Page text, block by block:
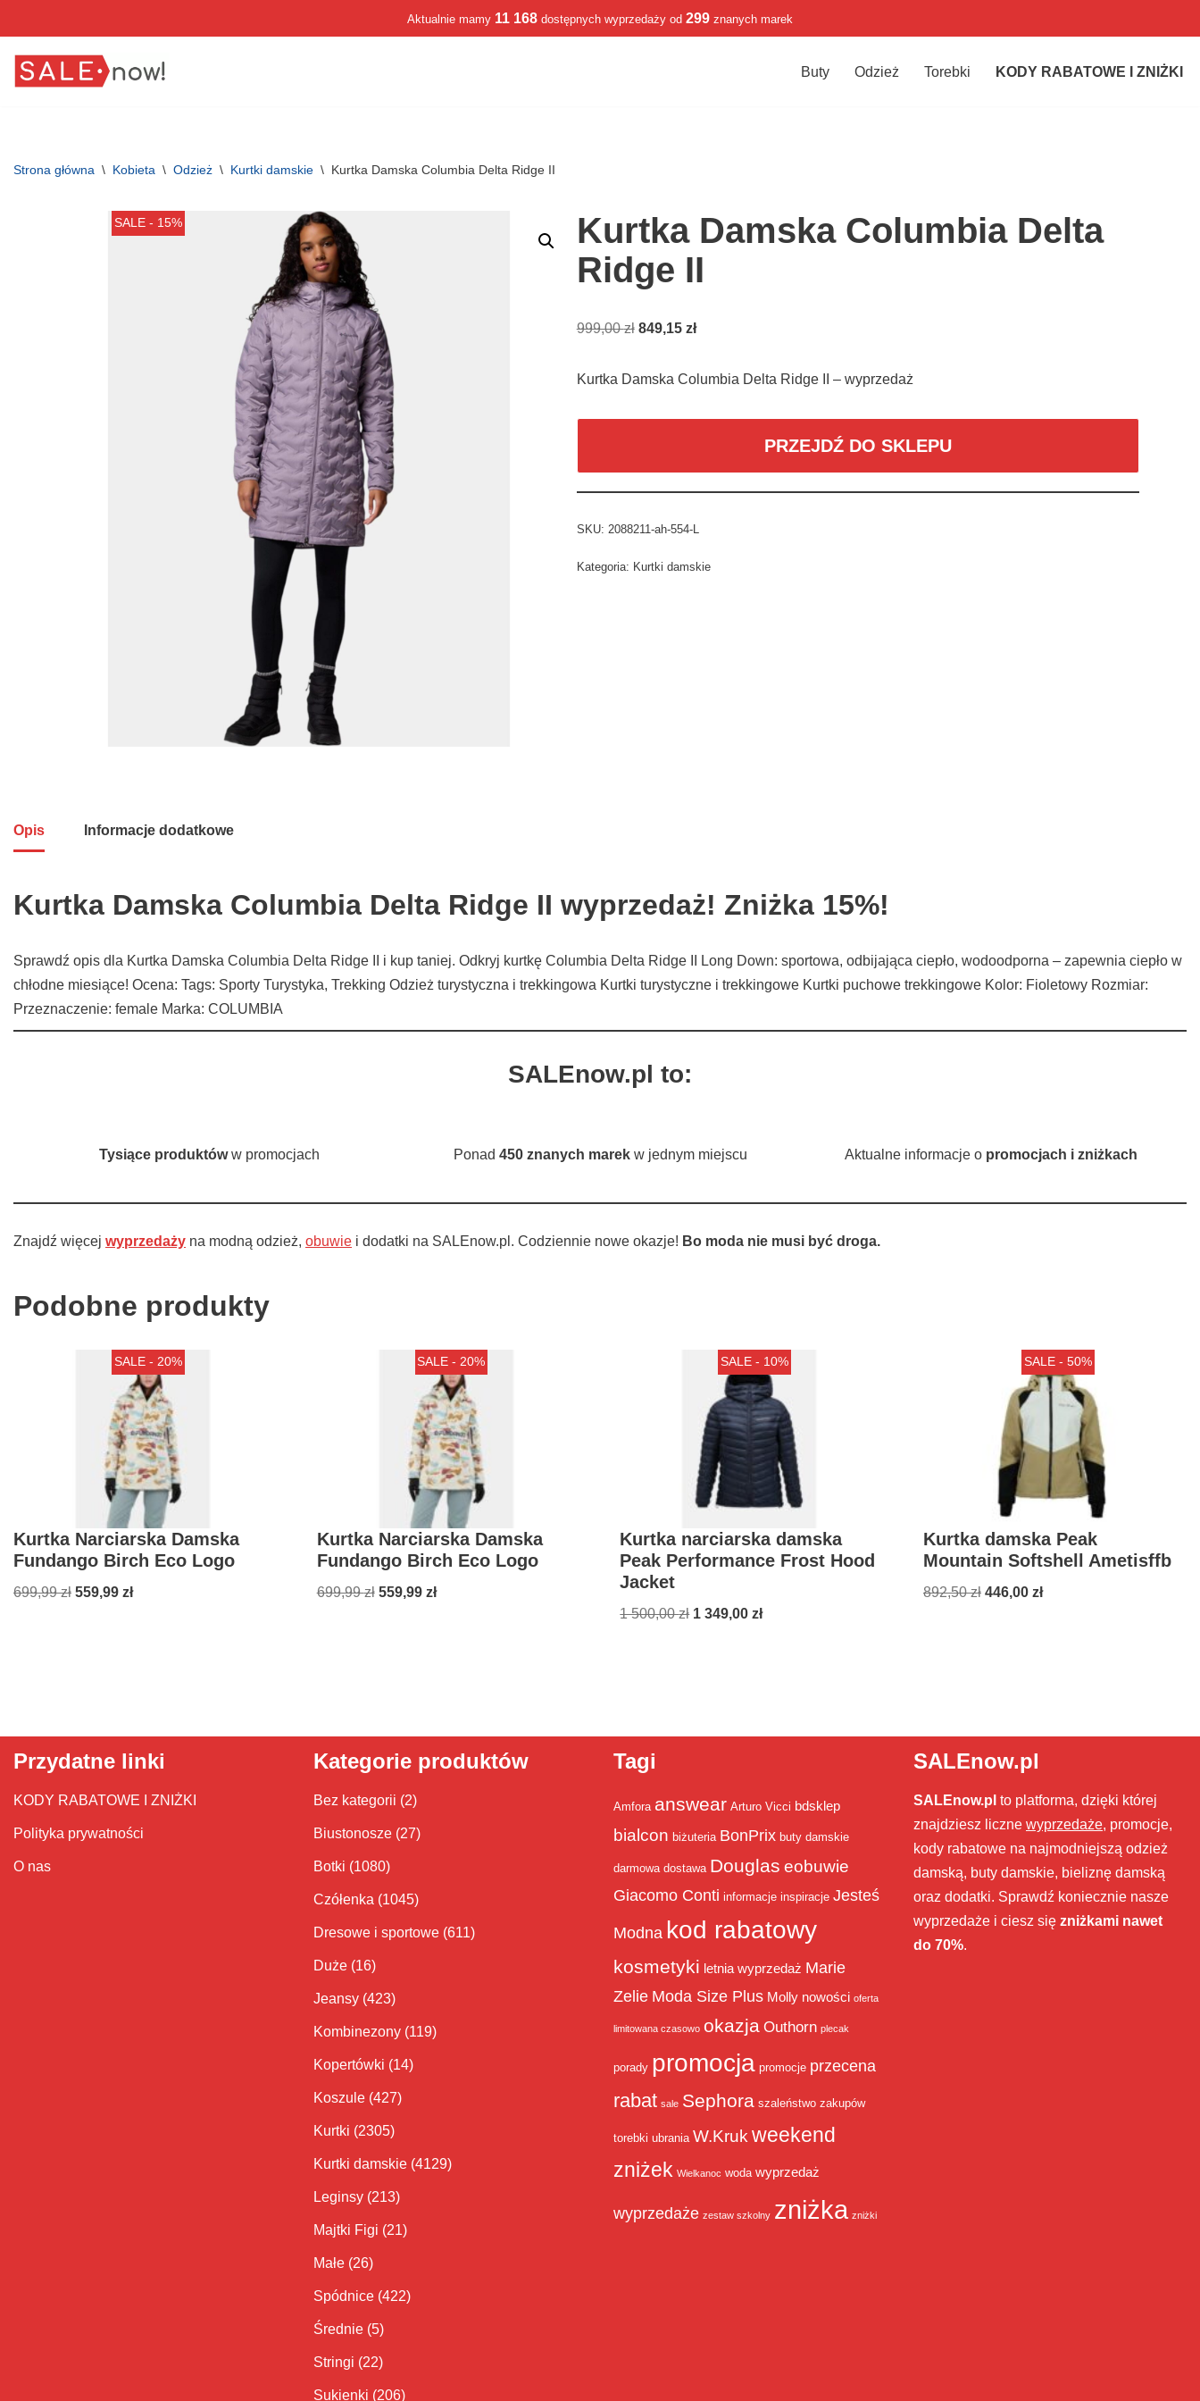
do
Aktualnie mamy 11 168 dostępnych wyprzedaży od 299 znanych marek
Buty Odzież Torebki KODY RABATOWE I ZNIŻKI
Strona główna \ Kobieta \ Odzież \ Kurtki damskie \ Kurtka Damska Columbia Delta Ridge II
SALE - 15%
Kurtka Damska Columbia Delta
Ridge II
999,00zł 849,15 zł
Kurtka Damska Columbia Delta Ridge II – wyprzedaż
PRZEJDŹ DO SKLEPU
SKU: 2088211-ah-554-L
Kategoria: Kurtki damskie
Opis Informacje dodatkowe
Kurtka Damska Columbia Delta Ridge II wyprzedaż! Zniżka 15%!
Sprawdź opis dla Kurtka Damska Columbia Delta Ridge II i kup taniej. Odkryj kurtkę Columbia Delta Ridge II Long Down: sportowa, odbijająca ciepło, wodoodporna – zapewnia ciepło w
chłodne miesiące! Ocena: Tags: Sporty Turystyka, Trekking Odzież turystyczna i trekkingowa Kurtki turystyczne i trekkingowe Kurtki puchowe trekkingowe Kolor: Fioletowy Rozmiar:
Przeznaczenie: female Marka: COLUMBIA
SALEnow.pl to:
Tysiące produktóww promocjach Ponad 450 znanych marekw jednym miejscu Aktualne informacje o promocjach i zniżkach
Znajdź więcej wyprzedaży na modną odzież, obuwie i dodatki na SALEnow.pl. Codziennie nowe okazje! Bo moda nie musi być droga.
Podobne produkty
SALE - 20%
Kurtka Narciarska Damska
Fundango Birch Eco Logo
699,99zł 559,99 zł
SALE - 20%
Kurtka Narciarska Damska
Fundango Birch Eco Logo
699,99zł 559,99 zł
SALE - 10%
Kurtka narciarska damska
Peak Performance Frost Hood
Jacket
1 500,00zł 1 349,00zł
SALE - 50%
Kurtka damska Peak
Mountain Softshell Ametisffb
892,50zł 446,00 zł
Przydatne linki
KODY RABATOWE I ZNIŻKI
Polityka prywatności
O nas
Kategorie produktów
Bez kategorii (2)
Biustonosze (27)
Botki (1080)
Czółenka (1045)
Dresowe i sportowe (611)
Duże (16)
Jeansy (423)
Kombinezony (119)
Kopertówki (14)
Koszule (427)
Kurtki (2305)
Kurtki damskie (4129)
Leginsy (213)
Majtki Figi (21)
Małe (26)
Spódnice (422)
Średnie (5)
Stringi (22)
Sukienki (206)
Tagi
Amfora answear Arturo Vicci bdsklep
bialcon biżuteria BonPrix buty damskie
darmowa dostawa Douglas eobuwie
Giacomo Conti informacje inspiracje Jesteś
Modna kod rabatowy
kosmetyki letnia wyprzedaż Marie
Zelie Moda Size Plus Molly nowości oferta
limitowana czasowo okazja Outhorn plecak
porady promocja promocje przecena
rabat sale Sephora szaleństwo zakupów
torebki ubrania W.Kruk weekend
zniżek Wielkanoc woda wyprzedaż
wyprzedaże zestaw szkolny zniżka zniżki
SALEnow.pl
SALEnow.pl to platforma, dzięki której
znajdziesz liczne wyprzedaże, promocje,
kody rabatowe na najmodniejszą odzież
damską, buty damskie, bieliznę damską
oraz dodatki. Sprawdź koniecznie nasze
wyprzedaże i ciesz się zniżkami nawet
do 70%.